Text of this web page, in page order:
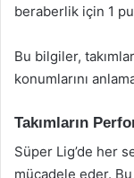
beraberlik için 1
Bu bilgiler,
konumlarını
Takımların
Süper Lig’de her
mücadele eder. Bu